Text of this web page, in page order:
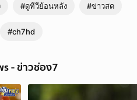
ติขี่รถจักรยานยนต์มาเที่ยววัด จังหวะ
ต่างชาติขี่รถจักรยานยนต์พุ่งลง
#ดูทีวีย้อนหลัง #ข่าวสด
#ch7hd
- ข่าวช่อง7